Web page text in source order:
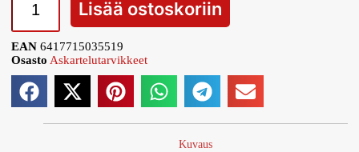
Lisää ostoskoriin
EAN6417715035519
Osasto Askartelutarvikkeet
Kuvaus